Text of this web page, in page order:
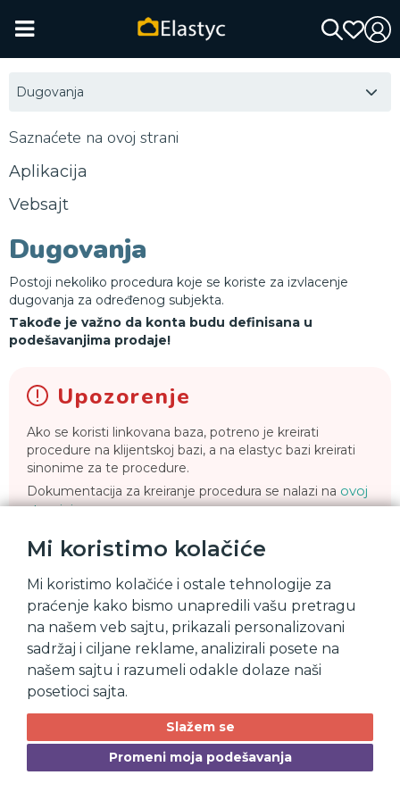
Mi koristimo kolačiće
Mi koristimo kolačiće i ostale tehnologije za
praćenje kako bismo unapredili vašu pretragu
na našem veb sajtu, prikazali personalizovani
sadržaj i ciljane reklame, analizirali posete na
našem sajtu i razumeli odakle dolaze naši
posetioci sajta.
Slažem se
Promeni moja podešavanja
Dugovanja
Saznaćete na ovoj strani
Aplikacija
Vebsajt
Dugovanja
Postoji nekoliko procedura koje se koriste za izvlacenje
dugovanja za određenog subjekta.
Takođe je važno da konta budu definisana u
podešavanjima prodaje!
Upozorenje
Ako se koristi linkovana baza, potreno je kreirati
procedure na klijentskoj bazi, a na elastyc bazi kreirati
sinonime za te procedure.
Dokumentacija za kreiranje procedura se nalazi na ovoj
stranici.
aplikaciji (backoffice) i na vebsajtu (front)
Aplikacija
Da bi izvlačenje dugovanja u aplikaciji radilo kako treba,
potrebno je uveriti se da su sledeće tri pocedure ažurirane i
konta.
_el_debt_subject_dospelo
Procedura koja vraća samo dospelo dugovanje.